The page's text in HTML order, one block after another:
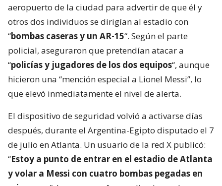
aeropuerto de la ciudad para advertir de que él y
otros dos individuos se dirigían al estadio con
“bombas caseras y un AR-15“. Según el parte
policial, aseguraron que pretendían atacar a
“policías y jugadores de los dos equipos“, aunque
hicieron una “mención especial a Lionel Messi”, lo
que elevó inmediatamente el nivel de alerta.
El dispositivo de seguridad volvió a activarse días
después, durante el Argentina-Egipto disputado el 7
de julio en Atlanta. Un usuario de la red X publicó:
“Estoy a punto de entrar en el estadio de Atlanta
y volar a Messi con cuatro bombas pegadas en